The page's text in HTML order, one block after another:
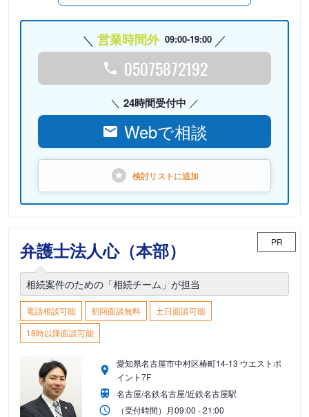
営業時間外 09:00-19:00
05075872192
24時間受付中
Webで相談
検討リストに追加
弁護士法人心（本部） PR
相続案件のための「相続チーム」が担当
電話相談可能 初回面談無料
土日面談可能
18時以降面談可能
愛知県名古屋市中村区椿町14-13 ウエストポ
イント7F
名古屋/名鉄名古屋/近鉄名古屋駅
（受付時間） 月09:00 - 21:00